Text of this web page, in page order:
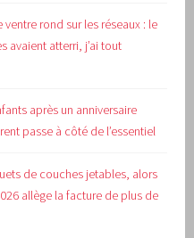
rond sur les réseaux : le
avaient atterri, j’ai tout
après un anniversaire
passe à côté de l’essentiel
de couches jetables, alors
allège la facture de plus de